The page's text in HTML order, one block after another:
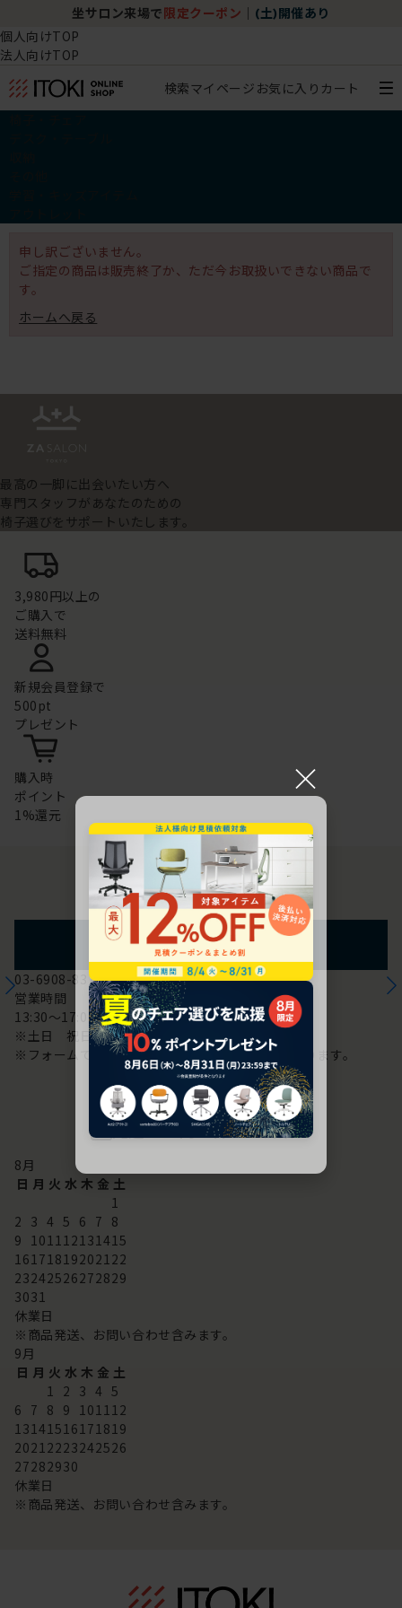
坐サロン来場で 限定クーポン (土)開催あり
個人向けTOP
法人向けTOP
検索マイページ お気に入り カート
申し訳ございません。
ご指定の商品は販売終了か、ただ今お取扱いできない商品で
す。
ホームへ戻る
最高の一脚に出会いたい方へ
専門スタッフがあなたのための
椅子選びをサポートいたします。
3,980円以上の
ご購入で
送料無料
新規会員登録で
500pt
プレゼント
購入時
ポイント
1%還元
お問い合わせ
フォームからのお問い合わせ
03-6908-8370
営業時間
13:30～17:00
※土日 祝日は休み
※フォームでのお問い合わせは24時間対応しております。
配送・お問い合わせ営業日
8月
日 月 火 水 木 金 土
1
2 3 4 5 6 7 8
9 101112131415
16171819202122
23242526272829
3031
休業日
※商品発送、お問い合わせ含みます。
9月
日 月 火 水 木 金 土
1 2 3 4 5
6 7 8 9 101112
13141516171819
20212223242526
27282930
休業日
※商品発送、お問い合わせ含みます。
×